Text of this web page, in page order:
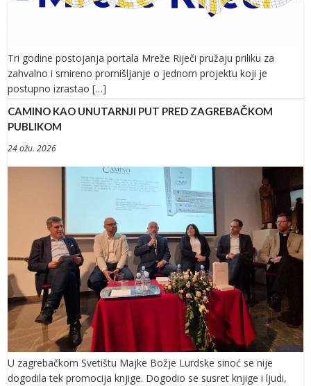
Tri godine postojanja portala Mreže Riječi pružaju priliku za
zahvalno i smireno promišljanje o jednom projektu koji je
postupno izrastao […]
CAMINO KAO UNUTARNJI PUT PRED ZAGREBAČKOM
PUBLIKOM
24 ožu. 2026
U zagrebačkom Svetištu Majke Božje Lurdske sinoć se nije
dogodila tek promocija knjige. Dogodio se susret knjige i ljudi,